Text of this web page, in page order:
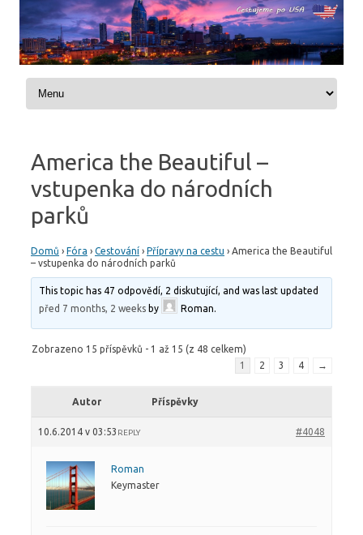
Skip to content
America the Beautiful –
vstupenka do národních
parků
Domů › Fóra › Cestování › Přípravy na cestu › America the Beautiful
– vstupenka do národních parků
This topic has 47 odpovědí, 2 diskutující, and was last updated
před 7 months, 2 weeks by Roman.
Zobrazeno 15 příspěvků - 1 až 15 (z 48 celkem)
1
2 3 4 →
Autor Příspěvky
10.6.2014 v 03:53 #4048
REPLY
Roman
Keymaster